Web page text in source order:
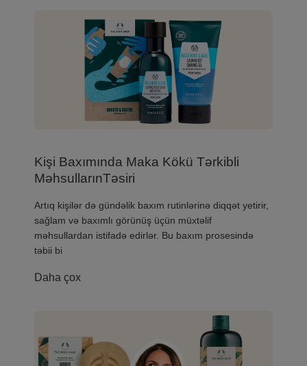
Kişi Baxımında Maka Kökü Tərkibli
MəhsullarınTəsiri
​Artıq kişilər də gündəlik baxım rutinlərinə diqqət yetirir,
sağlam və baxımlı görünüş üçün müxtəlif
məhsullardan istifadə edirlər. Bu baxım prosesində
təbii bi
Daha çox